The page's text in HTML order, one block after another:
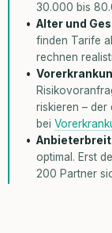
30.000 bis
Alter und
finden Tarife
rechnen
riskieren – der
bei
optimal. Erst
200 Partner